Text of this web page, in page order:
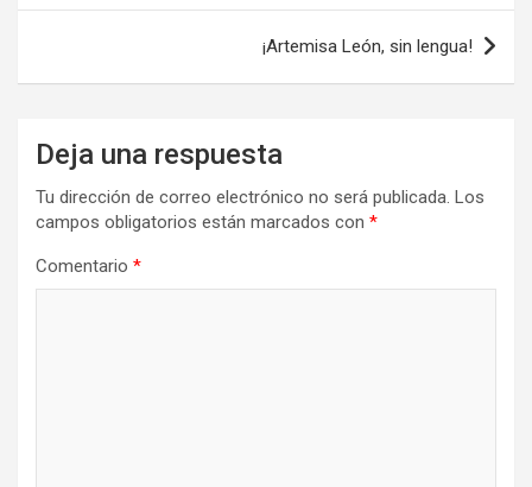
¡Artemisa León, sin lengua!
Deja una respuesta
Tu dirección de correo electrónico no será publicada. Los
campos obligatorios están marcados con *
Comentario *